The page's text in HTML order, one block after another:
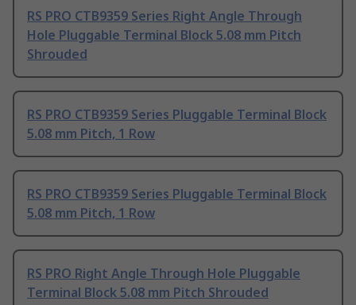
RS PRO CTB9359 Series Right Angle Through
Hole Pluggable Terminal Block 5.08 mm Pitch
Shrouded
RS PRO CTB9359 Series Pluggable Terminal Block
5.08 mm Pitch, 1 Row
RS PRO CTB9359 Series Pluggable Terminal Block
5.08 mm Pitch, 1 Row
RS PRO Right Angle Through Hole Pluggable
Terminal Block 5.08 mm Pitch Shrouded